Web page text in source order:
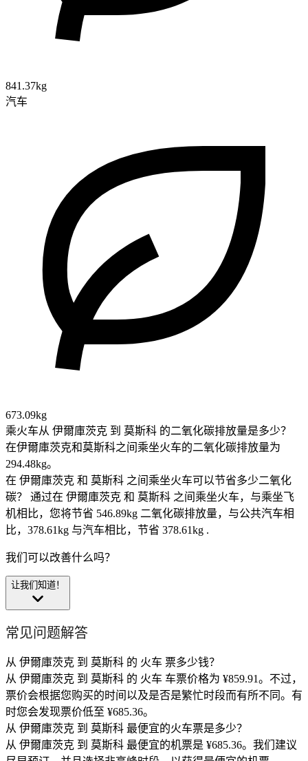
841.37kg
汽车
673.09kg
乘火车从 伊爾庫茨克 到 莫斯科 的二氧化碳排放量是多少？
在伊爾庫茨克和莫斯科之间乘坐火车的二氧化碳排放量为
294.48kg。
在 伊爾庫茨克 和 莫斯科 之间乘坐火车可以节省多少二氧化
碳？
通过在 伊爾庫茨克 和 莫斯科 之间乘坐火车，与乘坐飞
机相比，您将节省 546.89kg 二氧化碳排放量，与公共汽车相
比，378.61kg 与汽车相比，节省 378.61kg .
我们可以改善什么吗？
让我们知道！
常见问题解答
从 伊爾庫茨克 到 莫斯科 的 火车 票多少钱？
从 伊爾庫茨克 到 莫斯科 的 火车 车票价格为 ¥859.91。不过，
票价会根据您购买的时间以及是否是繁忙时段而有所不同。有
时您会发现票价低至 ¥685.36。
从 伊爾庫茨克 到 莫斯科 最便宜的火车票是多少？
从 伊爾庫茨克 到 莫斯科 最便宜的机票是 ¥685.36。我们建议